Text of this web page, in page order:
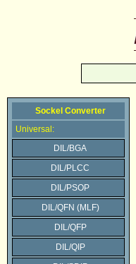
Sockel Converter
Universal:
DIL/BGA
DIL/PLCC
DIL/PSOP
DIL/QFN (MLF)
DIL/QFP
DIL/QIP